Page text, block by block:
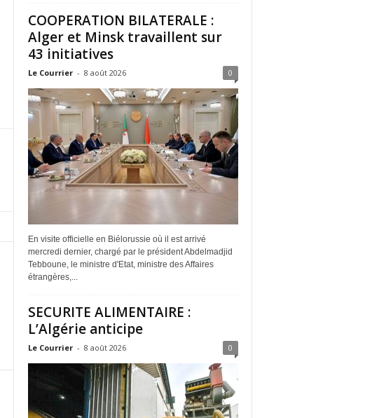
COOPERATION BILATERALE :
Alger et Minsk travaillent sur
43 initiatives
Le Courrier - 8 août 2026 0
En visite officielle en Biélorussie où il est arrivé
mercredi dernier, chargé par le président Abdelmadjid
Tebboune, le ministre d'Etat, ministre des Affaires
étrangères,...
SECURITE ALIMENTAIRE :
L’Algérie anticipe
Le Courrier - 8 août 2026 0